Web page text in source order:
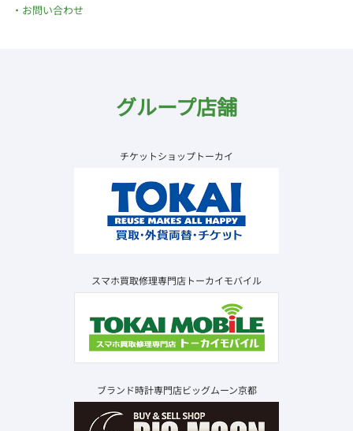
お問い合わせ
グループ店舗
チケットショップトーカイ
スマホ買取修理専門店トーカイモバイル
ブランド時計専門店ビッグムーン京都